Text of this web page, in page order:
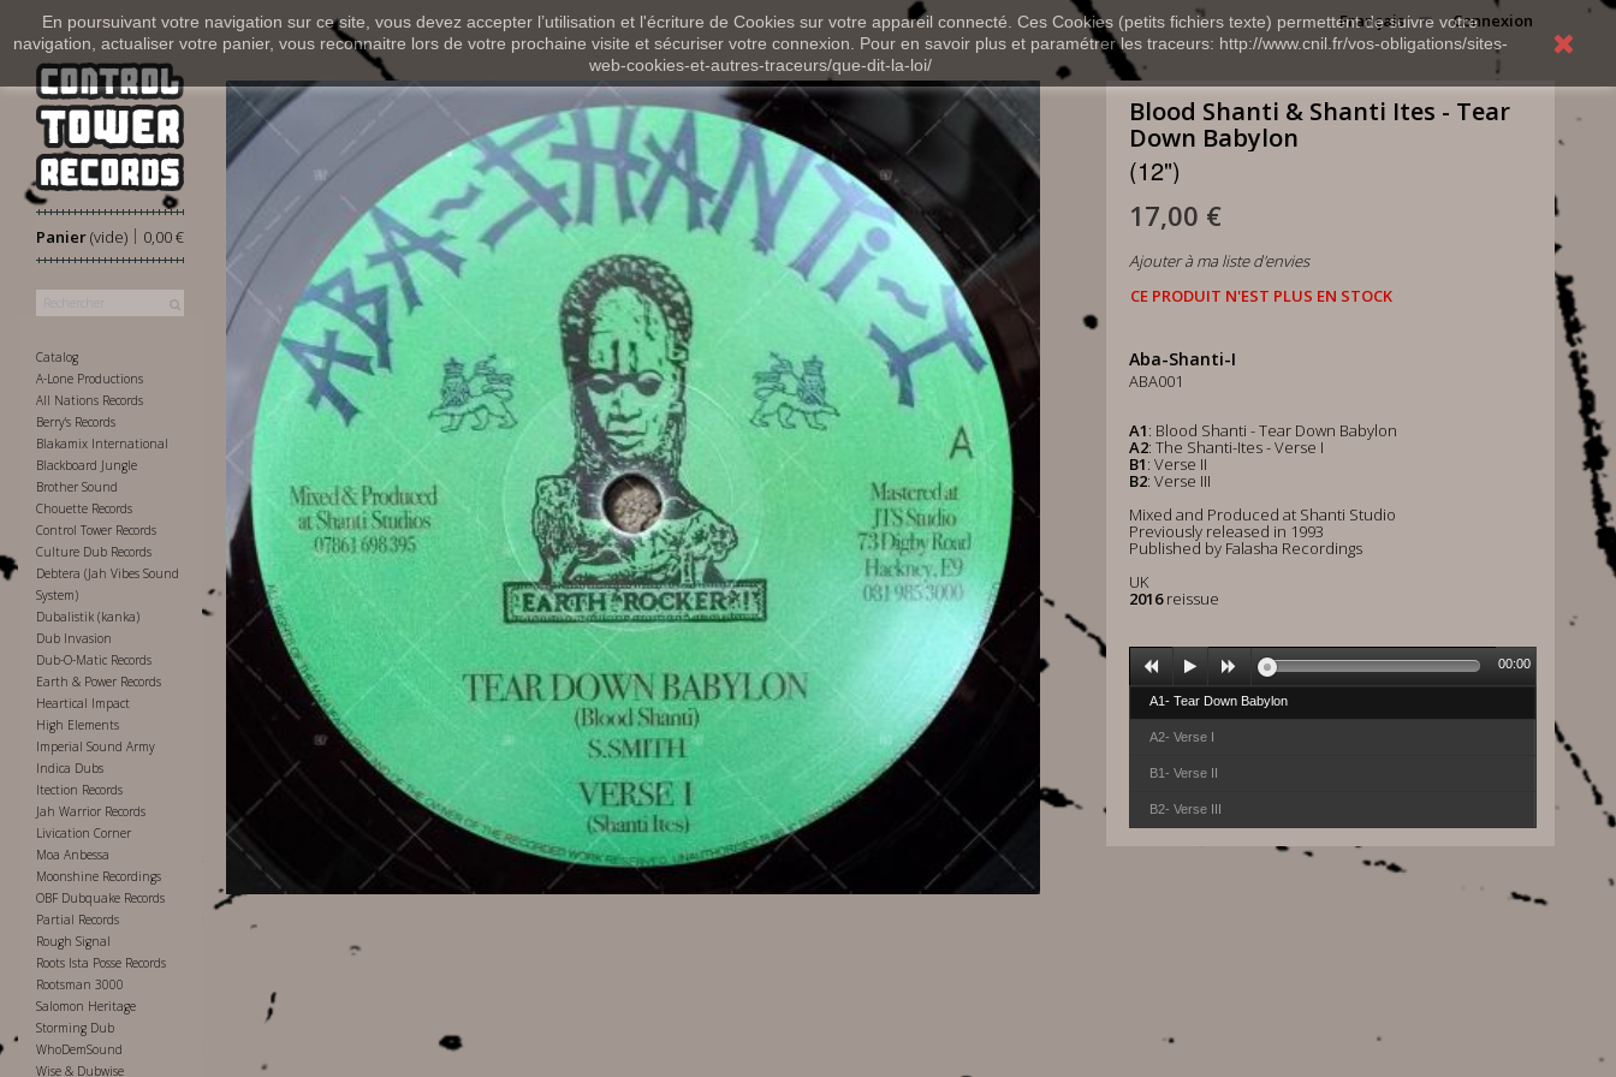
En poursuivant votre navigation sur ce site, vous devez accepter l’utilisation et l'écriture de Cookies sur votre appareil connecté. Ces Cookies (petits fichiers texte) permettent de suivre votre
navigation, actualiser votre panier, vous reconnaitre lors de votre prochaine visite et sécuriser votre connexion. Pour en savoir plus et paramétrer les traceurs: http://www.cnil.fr/vos-obligations/sites-
web-cookies-et-autres-traceurs/que-dit-la-loi/
Connexion
Français
Panier 0,00 €
|
(vide)
Catalog
A-Lone Productions
All Nations Records
Berry's Records
Blakamix International
Blackboard Jungle
Brother Sound
Chouette Records
Control Tower Records
Culture Dub Records
Debtera (Jah Vibes Sound
System)
Dubalistik (kanka)
Dub Invasion
Dub-O-Matic Records
Earth & Power Records
Heartical Impact
High Elements
Imperial Sound Army
Indica Dubs
Itection Records
Jah Warrior Records
Livication Corner
Moa Anbessa
Moonshine Recordings
OBF Dubquake Records
Partial Records
Rough Signal
Roots Ista Posse Records
Rootsman 3000
Salomon Heritage
Storming Dub
WhoDemSound
Wise & Dubwise
Blood Shanti & Shanti Ites - Tear
Down Babylon
(12")
17,00 €
Ajouter à ma liste d'envies
CE PRODUIT N'EST PLUS EN STOCK
Aba-Shanti-I
ABA001
A1: Blood Shanti - Tear Down Babylon
A2: The Shanti-Ites - Verse I
B1: Verse II
B2: Verse III
Mixed and Produced at Shanti Studio
Previously released in 1993
Published by Falasha Recordings
UK
2016reissue
A1- Tear Down Babylon
A2- Verse I
B1- Verse II
B2- Verse III
00:00